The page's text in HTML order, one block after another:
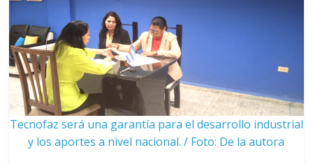
Tecnofaz será una garantía para el desarrollo industrial
y los aportes a nivel nacional. / Foto: De la autora